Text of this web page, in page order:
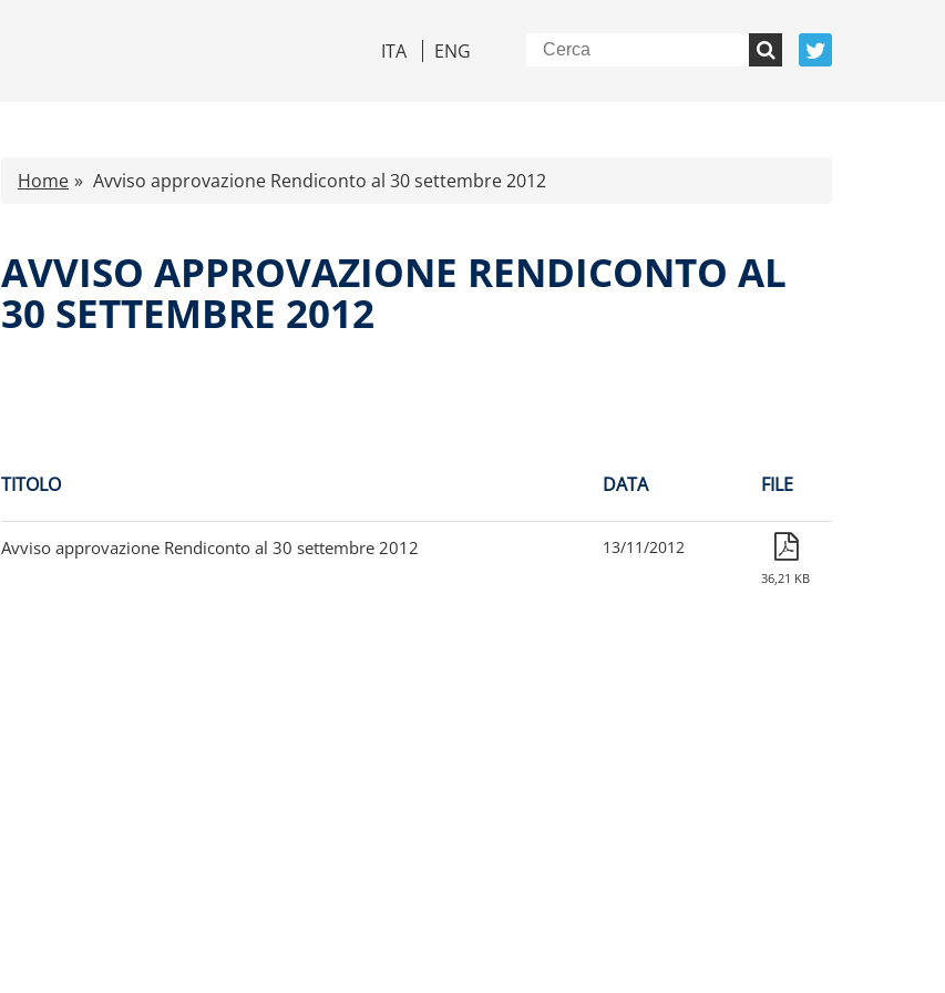
ITA ENG
Home Avviso approvazione Rendiconto al 30 settembre 2012
AVVISO APPROVAZIONE RENDICONTO AL
30 SETTEMBRE 2012
TITOLO DATA FILE
Avviso approvazione Rendiconto al 30 settembre 2012 13/11/2012
36,21 KB